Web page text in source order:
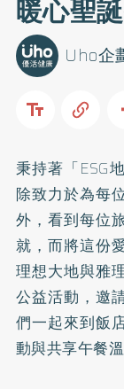
暖心聖
Uho企
秉持著「ESG
除致力於為每
外，看到每位
就，而將這份
理想大地與雅
公益活動，邀
們一起來到飯
動與共享午餐溫